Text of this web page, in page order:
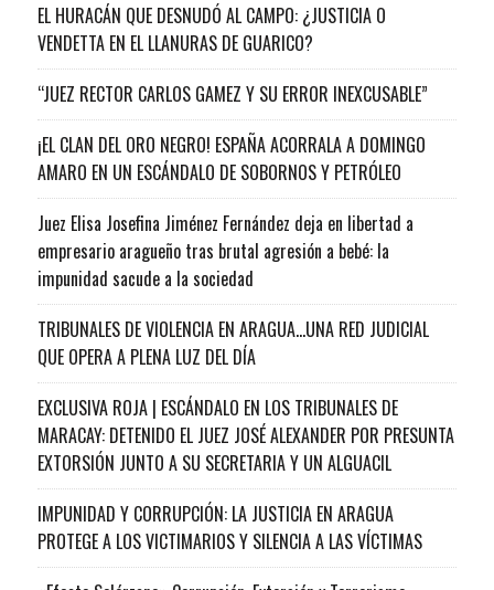
EL HURACÁN QUE DESNUDÓ AL CAMPO: ¿JUSTICIA O
VENDETTA EN EL LLANURAS DE GUARICO?
“JUEZ RECTOR CARLOS GAMEZ Y SU ERROR INEXCUSABLE”
¡EL CLAN DEL ORO NEGRO! ESPAÑA ACORRALA A DOMINGO
AMARO EN UN ESCÁNDALO DE SOBORNOS Y PETRÓLEO
Juez Elisa Josefina Jiménez Fernández deja en libertad a
empresario aragueño tras brutal agresión a bebé: la
impunidad sacude a la sociedad
TRIBUNALES DE VIOLENCIA EN ARAGUA…UNA RED JUDICIAL
QUE OPERA A PLENA LUZ DEL DÍA
EXCLUSIVA ROJA | ESCÁNDALO EN LOS TRIBUNALES DE
MARACAY: DETENIDO EL JUEZ JOSÉ ALEXANDER POR PRESUNTA
EXTORSIÓN JUNTO A SU SECRETARIA Y UN ALGUACIL
IMPUNIDAD Y CORRUPCIÓN: LA JUSTICIA EN ARAGUA
PROTEGE A LOS VICTIMARIOS Y SILENCIA A LAS VÍCTIMAS